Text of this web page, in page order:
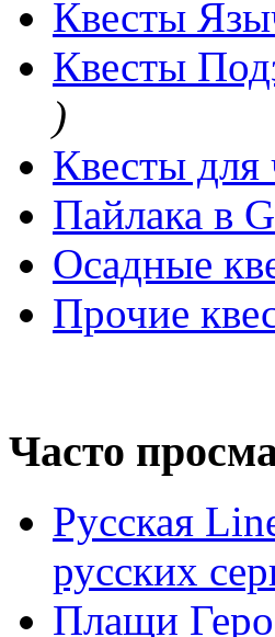
Квесты
Квесты
)
Квесты для
Пайлака в
Осадные
Прочие
Часто
Русская
русских
Плащи